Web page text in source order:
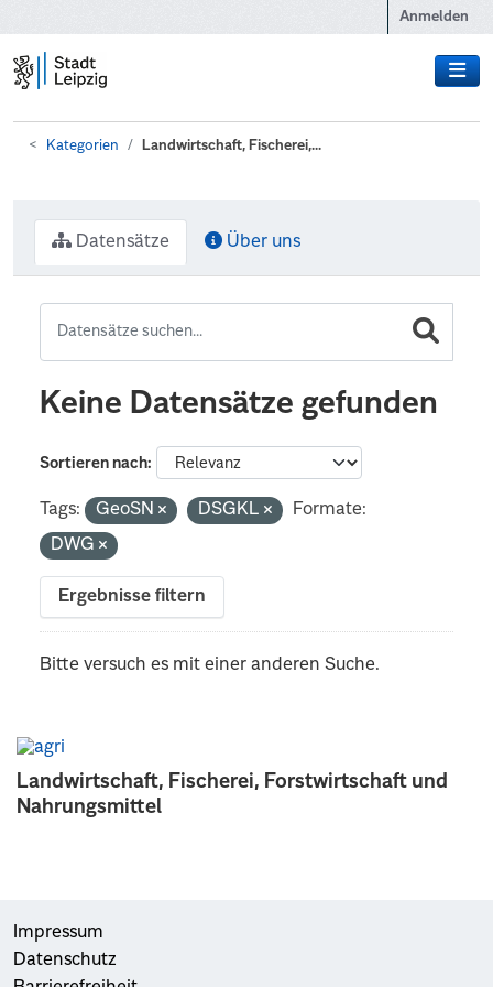
Anmelden
Kategorien Landwirtschaft, Fischerei,...
Landwirtschaft, Fischerei, Forstwirtschaft und
Nahrungsmittel
Datensätze Über uns
Keine Datensätze gefunden
Sortieren nach
Tags: GeoSN DSGKL
Formate:
DWG
Ergebnisse filtern
Bitte versuch es mit einer anderen Suche.
Impressum
Datenschutz